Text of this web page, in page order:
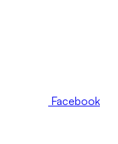
Facebook